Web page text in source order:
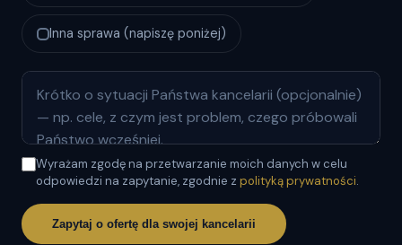
Inna sprawa (napiszę poniżej)
Wyrażam zgodę na przetwarzanie moich danych w celu
odpowiedzi na zapytanie, zgodnie z polityką prywatności.
Zapytaj o ofertę dla swojej kancelarii